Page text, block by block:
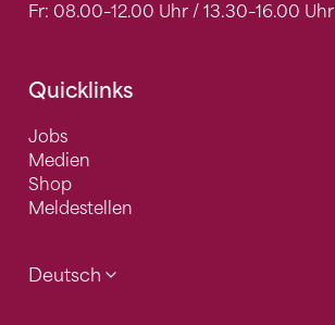
Fr: 08.00–12.00 Uhr / 13.30–16.00 Uhr
Quicklinks
Jobs
Medien
Shop
Meldestellen
Deutsch